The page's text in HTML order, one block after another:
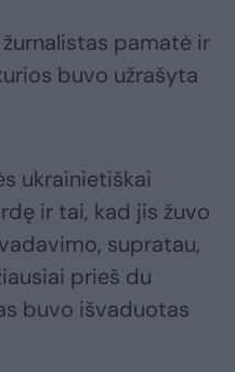
pamatė ir
buvo užrašyta
ukrainietiškai
ir tai, kad jis žuvo
supratau,
prieš du
buvo išvaduotas